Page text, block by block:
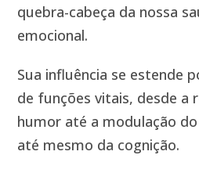
quebra-cabeça da nossa
emocional.
Sua influência se estende
de funções vitais, desde a
humor até a modulação
até mesmo da cognição.